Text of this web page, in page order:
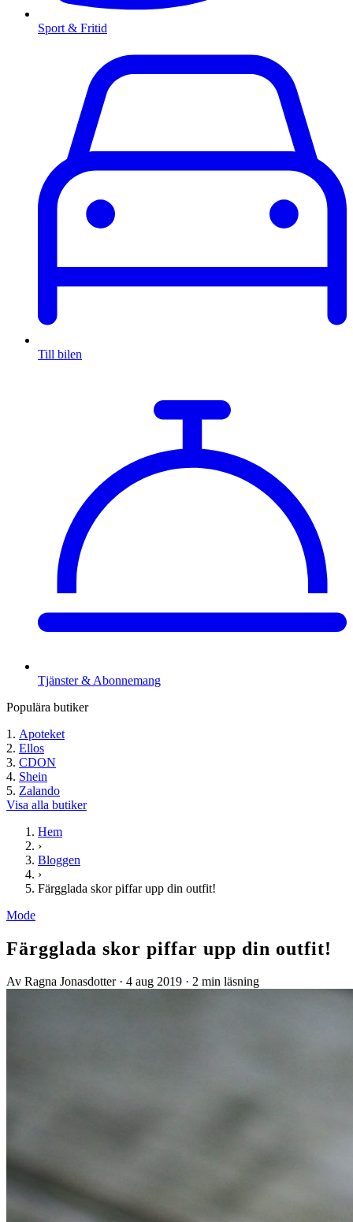
Sport & Fritid
Till bilen
Tjänster & Abonnemang
Populära butiker
Apoteket
Ellos
CDON
Shein
Zalando
Visa alla butiker
Hem
›
Bloggen
›
Färgglada skor piffar upp din outfit!
Mode
Färgglada skor piffar upp din outfit!
Av Ragna Jonasdotter · 4 aug 2019 · 2 min läsning